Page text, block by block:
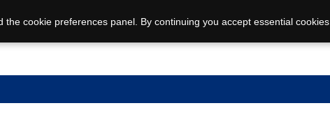
the cookie preferences panel. By continuing you accept essential cookies.